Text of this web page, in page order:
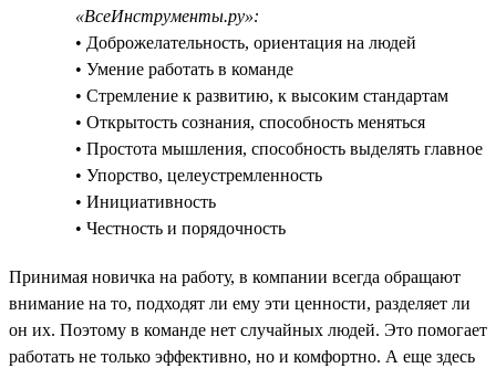
«ВсеИнструменты.ру»:
• Доброжелательность, ориентация на людей
• Умение работать в команде
• Стремление к развитию, к высоким стандартам
• Открытость сознания, способность меняться
• Простота мышления, способность выделять главное
• Упорство, целеустремленность
• Инициативность
• Честность и порядочность
Принимая новичка на работу, в компании всегда обращают
внимание на то, подходят ли ему эти ценности, разделяет ли
он их. Поэтому в команде нет случайных людей. Это помогает
работать не только эффективно, но и комфортно. А еще здесь